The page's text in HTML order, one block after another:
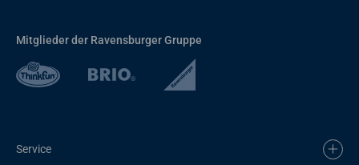
Mitglieder der Ravensburger Gruppe
Service